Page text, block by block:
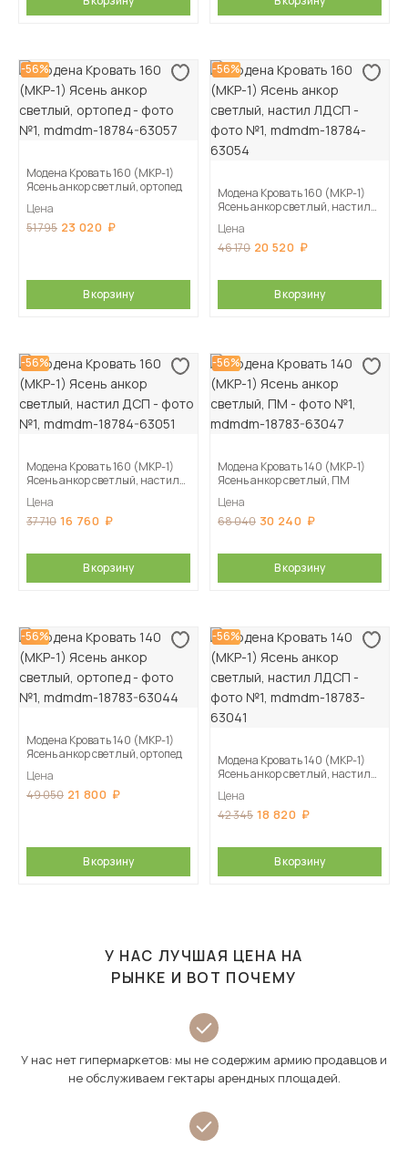
-56%
Модена Кровать 160 (МКР-1)
Ясень анкор светлый, ортопед
Цена
51 795 23 020
В корзину
-56%
Модена Кровать 160 (МКР-1)
Ясень анкор светлый, настил
Цена
46 170 20 520
В корзину
-56%
Модена Кровать 160 (МКР-1)
Ясень анкор светлый, настил
Цена
37 710 16 760
В корзину
-56%
Модена Кровать 140 (МКР-1)
Ясень анкор светлый, ПМ
Цена
68 040 30 240
В корзину
-56%
Модена Кровать 140 (МКР-1)
Ясень анкор светлый, ортопед
Цена
49 050 21 800
В корзину
-56%
Модена Кровать 140 (МКР-1)
Ясень анкор светлый, настил
Цена
42 345 18 820
В корзину
У НАС ЛУЧШАЯ ЦЕНА НА
РЫНКЕ И ВОТ ПОЧЕМУ
У нас нет гипермаркетов: мы не содержим армию продавцов и
не обслуживаем гектары арендных площадей.